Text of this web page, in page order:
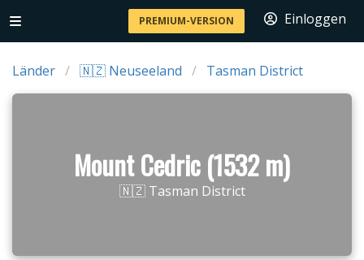
PREMIUM-VERSION Einloggen
Länder 🇳🇿 Neuseeland Tasman District
Mount Cedric (1532 m)
🇳🇿 Tasman District